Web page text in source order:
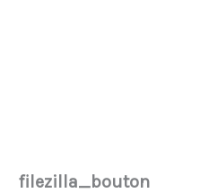
filezilla_bouton